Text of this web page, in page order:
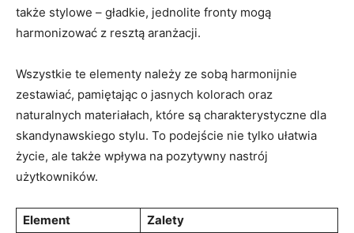
także stylowe – gładkie, jednolite fronty mogą
harmonizować z resztą aranżacji.
Wszystkie te elementy należy ze sobą harmonijnie
zestawiać, pamiętając o jasnych kolorach oraz
naturalnych materiałach, które są charakterystyczne dla
skandynawskiego stylu. To podejście nie tylko ułatwia
życie, ale także wpływa na pozytywny nastrój
użytkowników.
Element Zalety